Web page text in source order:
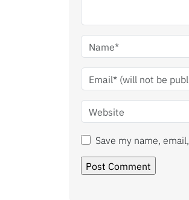
Save my name,